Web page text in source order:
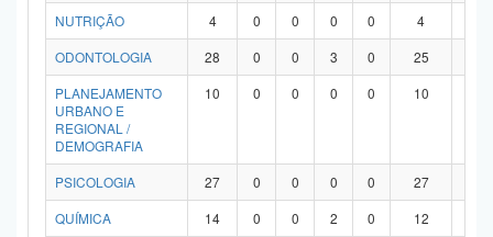
NUTRIÇÃO 4 0 0 0 0 4
ODONTOLOGIA
28 0 0 3 0 25
PLANEJAMENTO
URBANO E
REGIONAL /
DEMOGRAFIA
10 0 0 0 0 10
PSICOLOGIA 27 0 0 0 0 27
QUÍMICA
14 0 0 2 0 12